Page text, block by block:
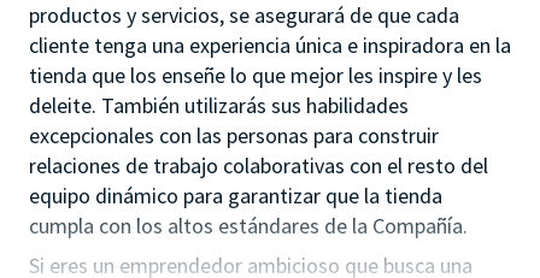
productos y servicios, se asegurará de que cada
cliente tenga una experiencia única e inspiradora en la
tienda que los enseñe lo que mejor les inspire y les
deleite. También utilizarás sus habilidades
excepcionales con las personas para construir
relaciones de trabajo colaborativas con el resto del
equipo dinámico para garantizar que la tienda
cumpla con los altos estándares de la Compañía.
Si eres un emprendedor ambicioso que busca una